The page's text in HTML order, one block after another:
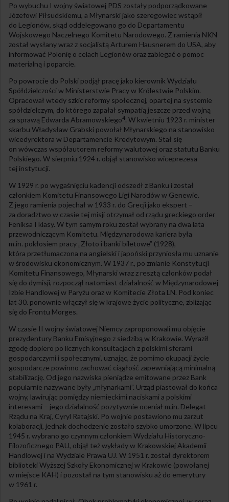
Po wybuchu I wojny światowej PDS zostały podporządkowane
Józefowi Piłsudskiemu, a Młynarski jako szeregowiec wstąpił
do Legionów, skąd oddelegowano go do Departamentu
Wojskowego Naczelnego Komitetu Narodowego. Z ramienia NKN
został wysłany wraz z socjalistą Arturem Hausnerem do USA, aby
informować Polonię o celach Legionów oraz zabiegać o pomoc
materialną i poparcie.
Po powrocie do Polski podjął pracę jako kierownik Wydziału
Spółdzielczości w Ministerstwie Pracy w Królestwie Polskim.
Opracował wtedy szkic reformy społecznej, opartej na systemie
spółdzielczym, do którego zapałał sympatią jeszcze przed wojną
za sprawą Edwarda Abramowskiego4. W kwietniu 1923 r. minister
skarbu Władysław Grabski powołał Młynarskiego na stanowisko
wicedyrektora w Departamencie Kredytowym. Stał się
on wówczas współautorem reformy walutowej oraz statutu Banku
Polskiego. W sierpniu 1924 r. objął stanowisko wiceprezesa
tej instytucji.
W 1929 r. po wygaśnięciu kadencji odszedł z Banku i został
członkiem Komitetu Finansowego Ligi Narodów w Genewie.
Z jego ramienia pojechał w 1933 r. do Grecji jako ekspert –
za doradztwo w czasie tej misji otrzymał od rządu greckiego order
Feniksa I klasy. W tym samym roku został wybrany na dwa lata
przewodniczącym Komitetu. Międzynarodowa kariera była
m.in. pokłosiem pracy „Złoto i banki biletowe” (1928),
która przetłumaczona na angielski i japoński przyniosła mu uznanie
w środowisku ekonomicznym. W 1937 r., po zmianie Konstytucji
Komitetu Finansowego, Młynarski wraz z resztą członków podał
się do dymisji, rozpoczął natomiast działalność w Międzynarodowej
Izbie Handlowej w Paryżu oraz w Komitecie Złota LN. Pod koniec
lat 30. ponownie włączył się w krajowe życie polityczne, zbliżając
się do Frontu Morges.
W czasie II wojny światowej Niemcy zaproponowali mu objęcie
prezydentury Banku Emisyjnego z siedzibą w Krakowie. Wyraził
zgodę dopiero po licznych konsultacjach z polskimi sferami
gospodarczymi i społecznymi, uznając, że pomimo okupacji życie
gospodarcze powinno zachować ciągłość zapewniającą minimalną
stabilizację. Od jego nazwiska pieniądze emitowane przez Bank
popularnie nazywane były „młynarkami”. Urząd piastował do końca
wojny, lawirując pomiędzy niemieckimi naciskami a polskimi
interesami – jego działalność pozytywnie oceniał m.in. Delegat
Rządu na Kraj, Cyryl Ratajski. Po wojnie postawiono mu zarzut
kolaboracji, jednak dochodzenie zostało szybko umorzone. W lipcu
1945 r. wybrano go czynnym członkiem Wydziału Historyczno-
Filozoficznego PAU, objął też wykłady w Krakowskiej Akademii
Handlowej i na Wydziale Prawa UJ. W 1951 r. został dyrektorem
biblioteki Wyższej Szkoły Ekonomicznej w Krakowie (powołanej
w miejsce KAH) i pozostał na tym stanowisku aż do emerytury
w 1961 r.